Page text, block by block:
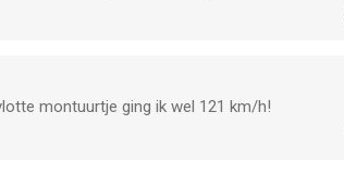
montuurtje ging ik wel 121 km/h!